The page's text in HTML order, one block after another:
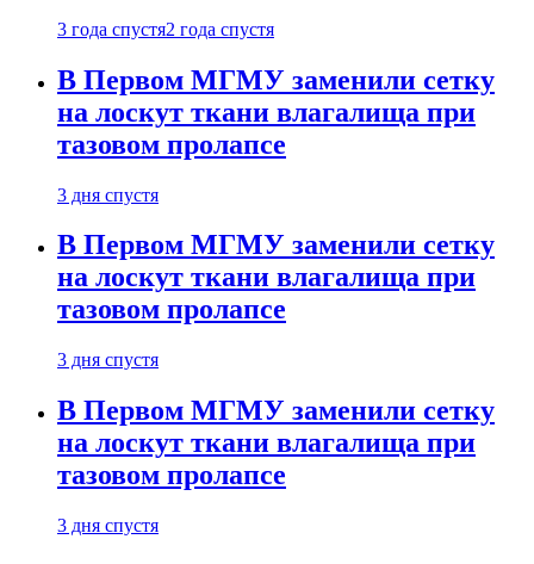
3 года спустя2 года спустя
В Первом МГМУ заменили сетку
на лоскут ткани влагалища при
тазовом пролапсе
3 дня спустя
В Первом МГМУ заменили сетку
на лоскут ткани влагалища при
тазовом пролапсе
3 дня спустя
В Первом МГМУ заменили сетку
на лоскут ткани влагалища при
тазовом пролапсе
3 дня спустя